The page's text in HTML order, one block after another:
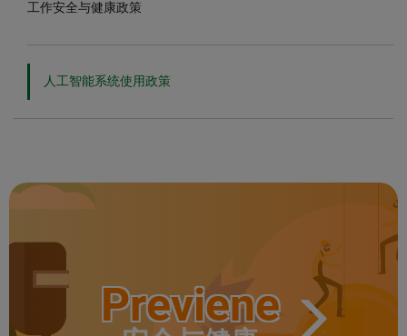
工作安全与健康政策
人工智能系统使用政策
Previene